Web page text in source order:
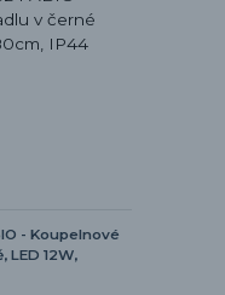
- Koupelnové
LED 12W,